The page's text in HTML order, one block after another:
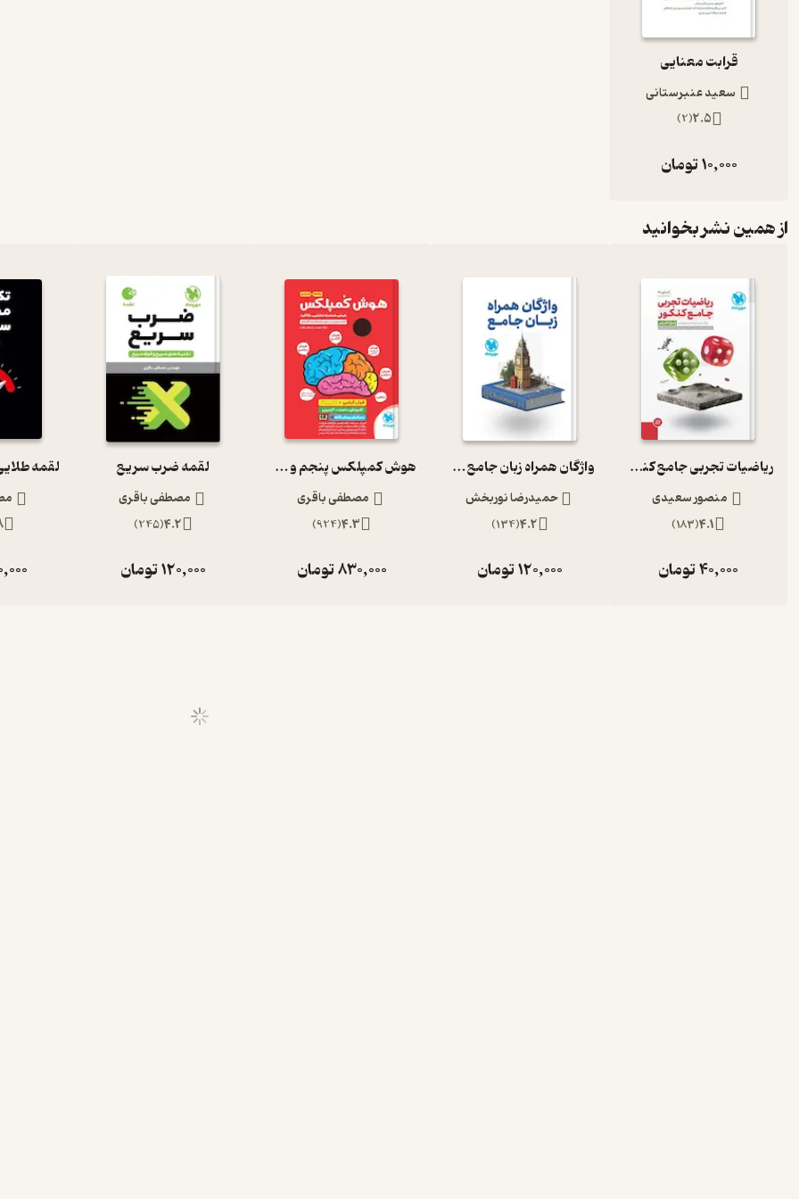
قرابت معنایی
سعید عنبرستانی
2.5
(
2
)
10,000تومان
از همین نشر بخوانید
ریاضیات تجربی جامع کنکور پاسخ تشریحی
منصور سعیدی
4.1
(
183
)
40,000تومان
واژگان همراه زبان جامع ویرایش جدید
حمیدرضا نوربخش
4.2
(
134
)
120,000تومان
هوش کمپلکس پنجم و ششم
مصطفی باقری
4.3
(
924
)
830,000تومان
لقمه ضرب سریع
مصطفی باقری
4.2
(
245
)
120,000تومان